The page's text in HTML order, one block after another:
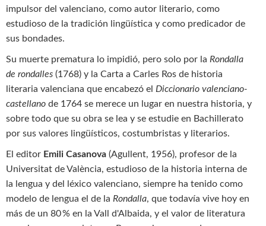
impulsor del valenciano, como autor literario, como
estudioso de la tradición lingüística y como predicador de
sus bondades.
Su muerte prematura lo impidió, pero solo por la Rondalla
de rondalles (1768) y la Carta a Carles Ros de historia
literaria valenciana que encabezó el Diccionario valenciano-
castellano de 1764 se merece un lugar en nuestra historia, y
sobre todo que su obra se lea y se estudie en Bachillerato
por sus valores lingüísticos, costumbristas y literarios.
El editor Emili Casanova (Agullent, 1956), profesor de la
Universitat de València, estudioso de la historia interna de
la lengua y del léxico valenciano, siempre ha tenido como
modelo de lengua el de la Rondalla, que todavía vive hoy en
más de un 80 % en la Vall d'Albaida, y el valor de literatura